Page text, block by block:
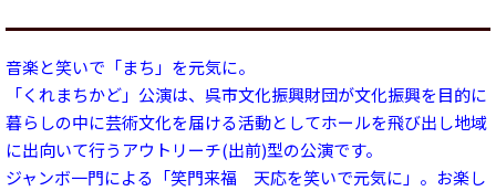
音楽と笑いで「まち」を元気に。
「くれまちかど」公演は、呉市文化振興財団が文化振興を目的に
暮らしの中に芸術文化を届ける活動としてホールを飛び出し地域
に出向いて行うアウトリーチ(出前)型の公演です。
ジャンボ一門による「笑門来福 天応を笑いで元気に」。お楽し